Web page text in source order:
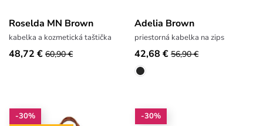
Roselda MN Brown
kabelka a kozmetická taštička
48,72 € 60,90 €
Adelia Brown
priestorná kabelka na zips
42,68 € 56,90 €
-30%
-30%